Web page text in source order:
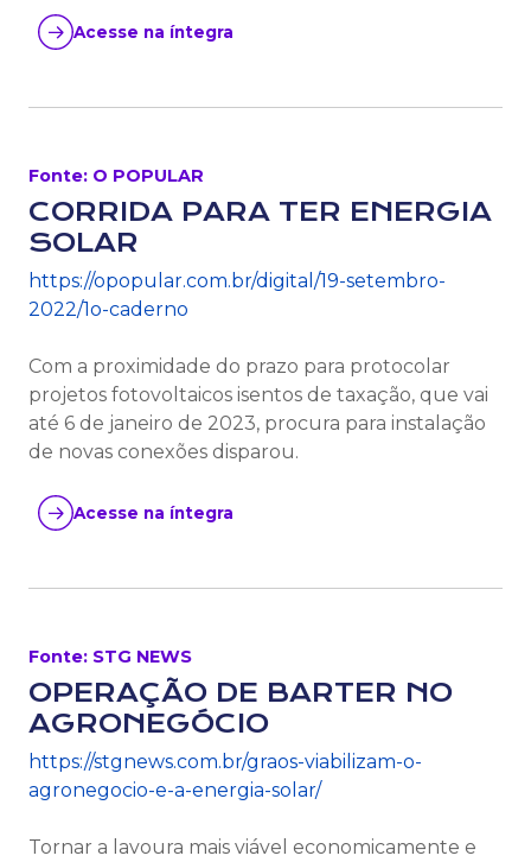
Acesse na íntegra
Fonte: O POPULAR
CORRIDA PARA TER ENERGIA
SOLAR
https://opopular.com.br/digital/19-setembro-
2022/1o-caderno
Com a proximidade do prazo para protocolar
projetos fotovoltaicos isentos de taxação, que vai
até 6 de janeiro de 2023, procura para instalação
de novas conexões disparou.
Acesse na íntegra
Fonte: STG NEWS
OPERAÇÃO DE BARTER NO
AGRONEGÓCIO
https://stgnews.com.br/graos-viabilizam-o-
agronegocio-e-a-energia-solar/
Tornar a lavoura mais viável economicamente e